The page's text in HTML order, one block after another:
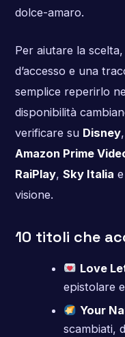
dolce-amaro.
Per aiutare la
d’accesso e una
semplice reperirlo
disponibilità
verificare su Disney,
Amazon Prime
RaiPlay, Sky Italia e
visione.
10 titoli che
Love
epistolare
Your
scambiati,